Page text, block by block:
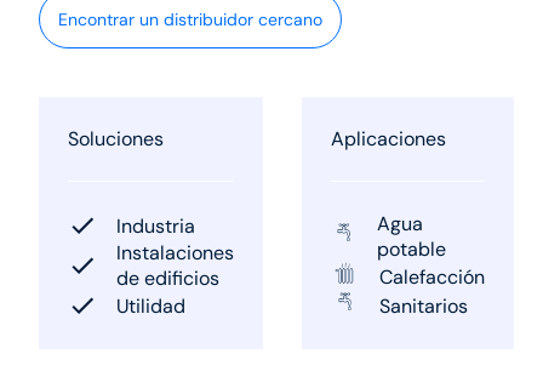
Encontrar un distribuidor cercano
Soluciones
Industria
Instalaciones
de edificios
Utilidad
Aplicaciones
Agua
potable
Calefacción
Sanitarios